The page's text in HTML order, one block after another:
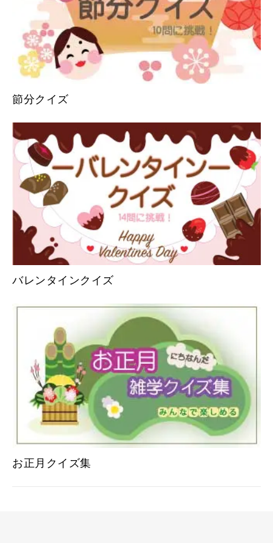
節分クイズ
バレンタインクイズ
お正月クイズ集